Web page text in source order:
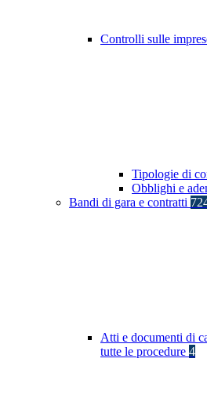
Controlli sulle
Tipologie di
Obblighi e
Bandi di gara e contratti
Atti e documenti di
tutte le procedure 4